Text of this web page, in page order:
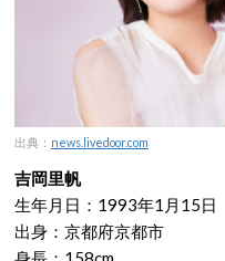
出典： news.livedoor.com
吉岡里帆
生年月日：1993年1月15日
出身：京都府京都市